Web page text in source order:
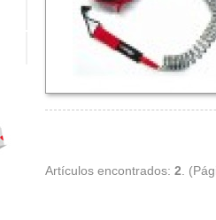
Artículos encontrados: 2 .